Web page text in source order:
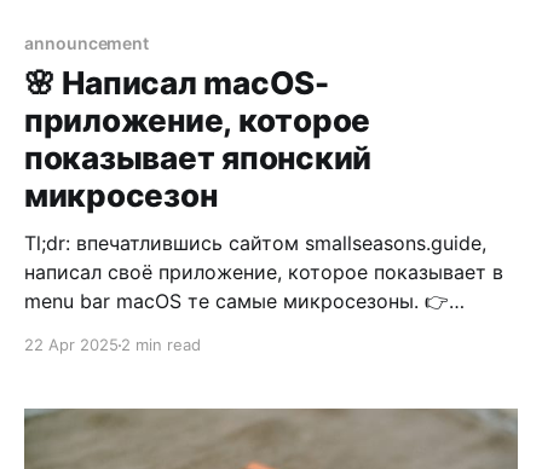
дорого, слайдовая плёнка с куда меньшим
динамическим диапазоном, некоторые видео, где
я
announcement
🌸 Написал macOS-
приложение, которое
показывает японский
микросезон
Tl;dr: впечатлившись сайтом smallseasons.guide,
написал своё приложение, которое показывает в
menu bar macOS те самые микросезоны. 👉
делать vibe coding — и я начал. Давно уже думал
LLM стали уже довольно умными, моё время
22 Apr 2025 2 min read